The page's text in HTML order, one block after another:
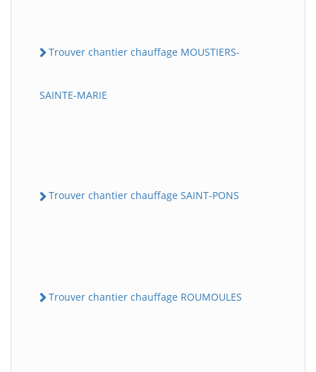
Trouver chantier chauffage MOUSTIERS-
SAINTE-MARIE
Trouver chantier chauffage SAINT-PONS
Trouver chantier chauffage ROUMOULES